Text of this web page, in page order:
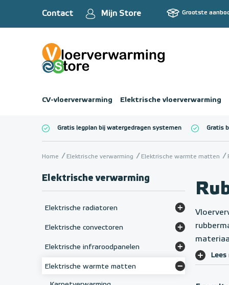
Contact Mijn Store Grootste
CV-vloerverwarming Elektrische vloerverwarming
Gratis legplan bij watergedragen systemen Gratis
Home Elektrische verwarming Elektrische warmte matten
Elektrische verwarming
Elektrische radiatoren
Elektrische convectoren
Elektrische infraroodpanelen
Elektrische warmte matten
Lees